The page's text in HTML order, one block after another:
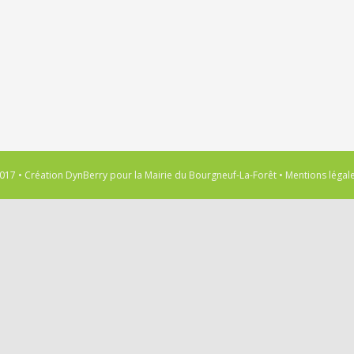
• Création DynBerry pour la Mairie du Bourgneuf-La-Forêt • Mentions